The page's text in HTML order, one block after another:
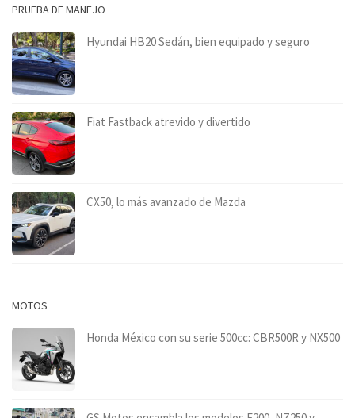
PRUEBA DE MANEJO
Hyundai HB20 Sedán, bien equipado y seguro
Fiat Fastback atrevido y divertido
CX50, lo más avanzado de Mazda
MOTOS
Honda México con su serie 500cc: CBR500R y NX500